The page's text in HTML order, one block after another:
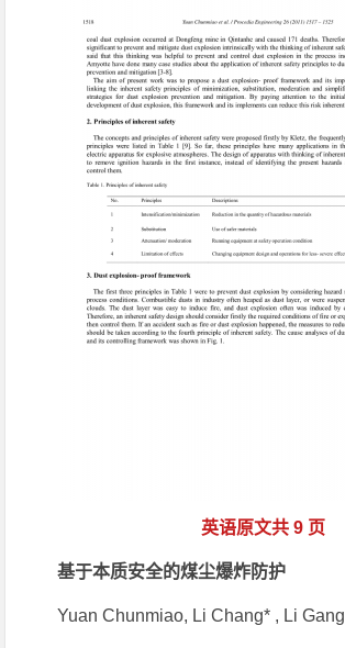
英语原文共 9 页
基于本质安全的煤尘爆炸防护
Yuan Chunmiao, Li Chang* , Li Gang